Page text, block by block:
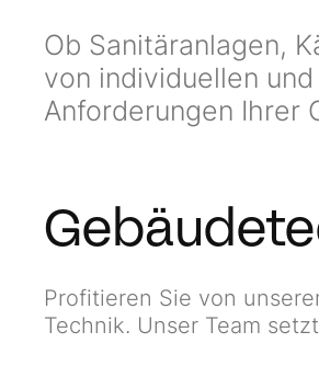
Ob Sanitäranlagen,
von individuellen
Anforderungen Ihrer
Profitieren Sie von
Technik. Unser Team